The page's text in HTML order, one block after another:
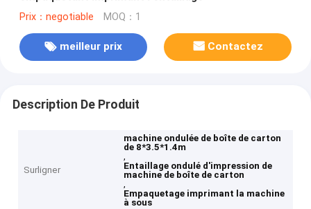
Prix：negotiable MOQ：1
meilleur prix Contactez
Description De Produit
Surligner
machine ondulée de boîte de carton
de 8*3.5*1.4m
,
Entaillage ondulé d'impression de
machine de boîte de carton
,
Empaquetage imprimant la machine
à sous